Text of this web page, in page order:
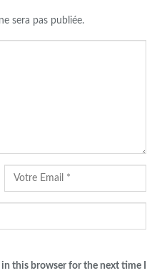
sera pas publiée.
this browser for the next time I